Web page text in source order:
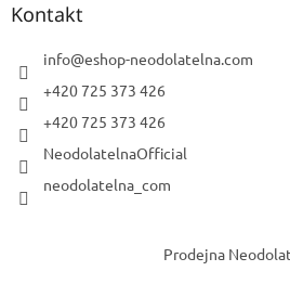
Kontakt
info@eshop-neodolatelna.com
+420 725 373 426
+420 725 373 426
NeodolatelnaOfficial
neodolatelna_com
Prodejna